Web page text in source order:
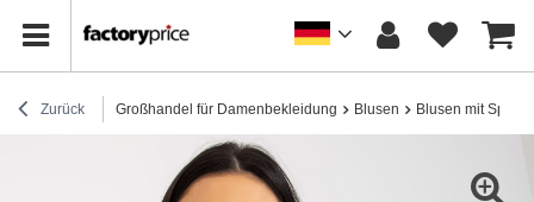
Zurück Großhandel für Damenbekleidung Blusen Blusen mit Spitze